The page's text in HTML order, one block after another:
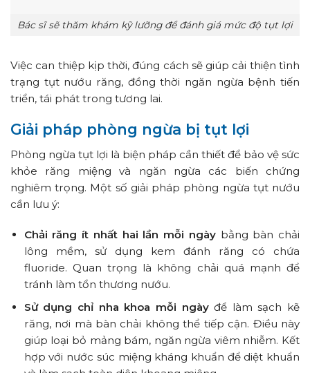
Bác sĩ sẽ thăm khám kỹ lưỡng để đánh giá mức độ tụt lợi
Việc can thiệp kịp thời, đúng cách sẽ giúp cải thiện tình
trạng tụt nướu răng, đồng thời ngăn ngừa bệnh tiến
triển, tái phát trong tương lai.
Giải pháp phòng ngừa bị tụt lợi
Phòng ngừa tụt lợi là biện pháp cần thiết để bảo vệ sức
khỏe răng miệng và ngăn ngừa các biến chứng
nghiêm trọng. Một số giải pháp phòng ngừa tụt nướu
cần lưu ý:
Chải răng ít nhất hai lần mỗi ngàybằng bàn chải
lông mềm, sử dụng kem đánh răng có chứa
fluoride. Quan trọng là không chải quá mạnh để
tránh làm tổn thương nướu.
Sử dụng chỉ nha khoa mỗi ngàyđể làm sạch kẽ
răng, nơi mà bàn chải không thể tiếp cận. Điều này
giúp loại bỏ mảng bám, ngăn ngừa viêm nhiễm. Kết
hợp với nước súc miệng kháng khuẩn để diệt khuẩn